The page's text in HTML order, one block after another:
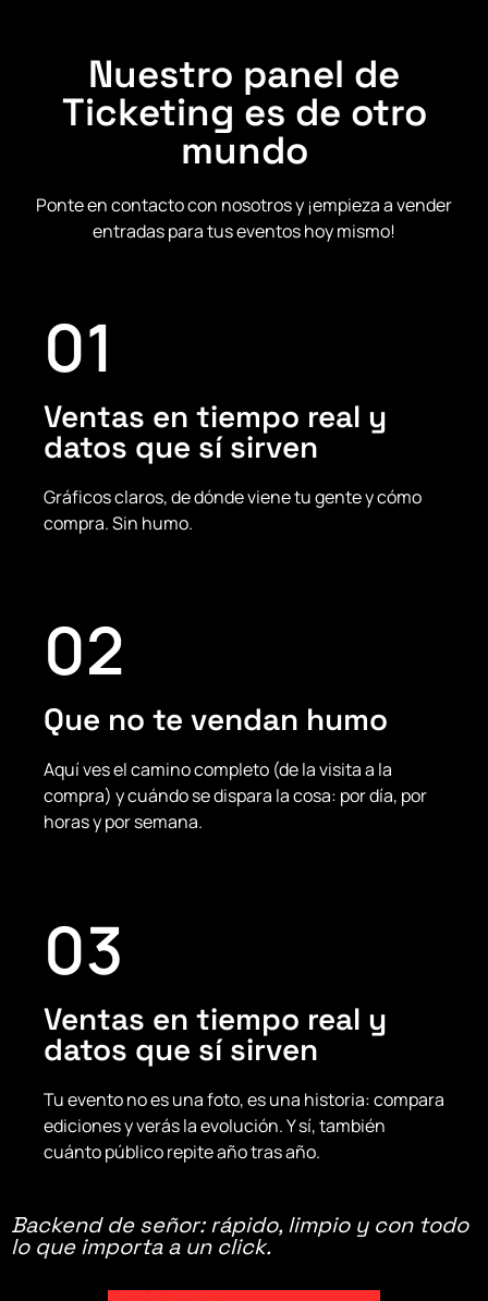
Nuestro panel de
Ticketing es de otro
mundo
Ponte en contacto con nosotros y ¡empieza a vender
entradas para tus eventos hoy mismo!
01
Ventas en tiempo real y
datos que sí sirven
Gráficos claros, de dónde viene tu gente y cómo
compra. Sin humo.
02
Que no te vendan humo
Aquí ves el camino completo (de la visita a la
compra) y cuándo se dispara la cosa: por día, por
horas y por semana.
03
Ventas en tiempo real y
datos que sí sirven
Tu evento no es una foto, es una historia: compara
ediciones y verás la evolución. Y sí, también
cuánto público repite año tras año.
Backend de señor: rápido, limpio y con todo
lo que importa a un click.